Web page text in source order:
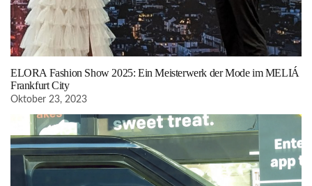
ELORA Fashion Show 2025: Ein Meisterwerk der Mode im MELIÁ
Frankfurt City
Oktober 23, 2023